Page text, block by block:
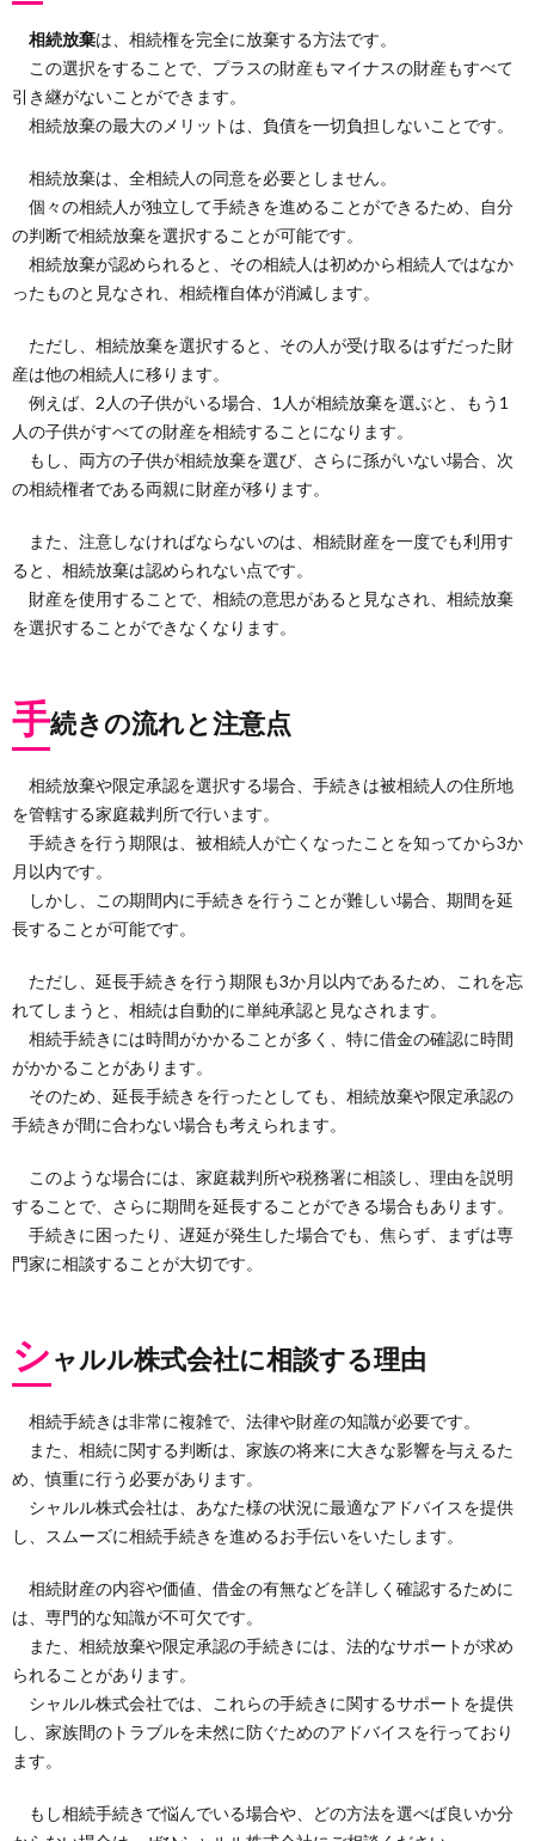
相続放棄は、相続権を完全に放棄する方法です。
この選択をすることで、プラスの財産もマイナスの財産もすべて
引き継がないことができます。
相続放棄の最大のメリットは、負債を一切負担しないことです。
相続放棄は、全相続人の同意を必要としません。
個々の相続人が独立して手続きを進めることができるため、自分
の判断で相続放棄を選択することが可能です。
相続放棄が認められると、その相続人は初めから相続人ではなか
ったものと見なされ、相続権自体が消滅します。
ただし、相続放棄を選択すると、その人が受け取るはずだった財
産は他の相続人に移ります。
例えば、2人の子供がいる場合、1人が相続放棄を選ぶと、もう1
人の子供がすべての財産を相続することになります。
もし、両方の子供が相続放棄を選び、さらに孫がいない場合、次
の相続権者である両親に財産が移ります。
また、注意しなければならないのは、相続財産を一度でも利用す
ると、相続放棄は認められない点です。
財産を使用することで、相続の意思があると見なされ、相続放棄
を選択することができなくなります。
手続きの流れと注意点
相続放棄や限定承認を選択する場合、手続きは被相続人の住所地
を管轄する家庭裁判所で行います。
手続きを行う期限は、被相続人が亡くなったことを知ってから3か
月以内です。
しかし、この期間内に手続きを行うことが難しい場合、期間を延
長することが可能です。
ただし、延長手続きを行う期限も3か月以内であるため、これを忘
れてしまうと、相続は自動的に単純承認と見なされます。
相続手続きには時間がかかることが多く、特に借金の確認に時間
がかかることがあります。
そのため、延長手続きを行ったとしても、相続放棄や限定承認の
手続きが間に合わない場合も考えられます。
このような場合には、家庭裁判所や税務署に相談し、理由を説明
することで、さらに期間を延長することができる場合もあります。
手続きに困ったり、遅延が発生した場合でも、焦らず、まずは専
門家に相談することが大切です。
シャルル株式会社に相談する理由
相続手続きは非常に複雑で、法律や財産の知識が必要です。
また、相続に関する判断は、家族の将来に大きな影響を与えるた
め、慎重に行う必要があります。
シャルル株式会社は、あなた様の状況に最適なアドバイスを提供
し、スムーズに相続手続きを進めるお手伝いをいたします。
相続財産の内容や価値、借金の有無などを詳しく確認するために
は、専門的な知識が不可欠です。
また、相続放棄や限定承認の手続きには、法的なサポートが求め
られることがあります。
シャルル株式会社では、これらの手続きに関するサポートを提供
し、家族間のトラブルを未然に防ぐためのアドバイスを行っており
ます。
もし相続手続きで悩んでいる場合や、どの方法を選べば良いか分